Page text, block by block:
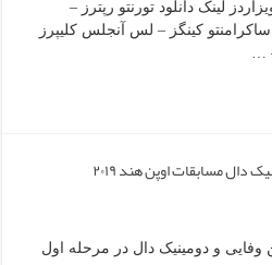
لینک دانلود تورنتو رپترز –
ساکرامنتو کینگز – لس آنجلس کلیپرز
…
دال مسابقات اوپن هند ۲۰۱۹
و دومینیک دال در مرحله اول